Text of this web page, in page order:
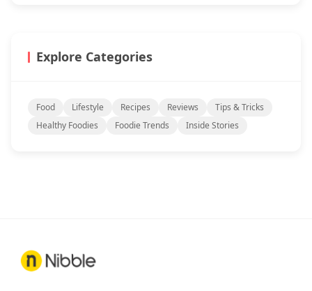
Explore Categories
Food Lifestyle Recipes Reviews
Tips & Tricks
Healthy Foodies
Foodie Trends Inside Stories